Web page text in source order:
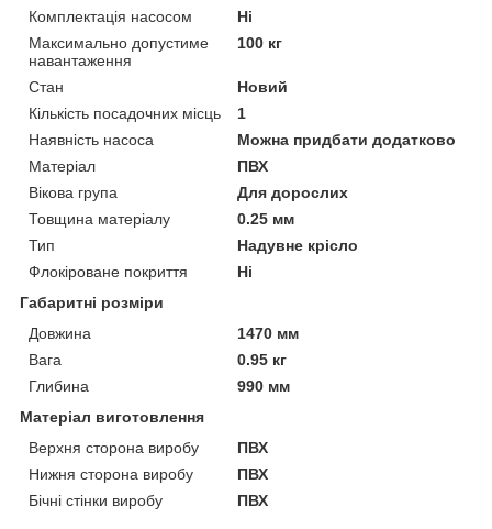
Комплектація насосом
Ні
Максимально допустиме
навантаження
100 кг
Стан
Новий
Кількість посадочних місць
1
Наявність насоса
Можна придбати додатково
Матеріал
ПВХ
Вікова група
Для дорослих
Товщина матеріалу
0.25 мм
Тип
Надувне крісло
Флокіроване покриття
Ні
Габаритні розміри
Довжина
1470 мм
Вага
0.95 кг
Глибина
990 мм
Матеріал виготовлення
Верхня сторона виробу
ПВХ
Нижня сторона виробу
ПВХ
Бічні стінки виробу
ПВХ